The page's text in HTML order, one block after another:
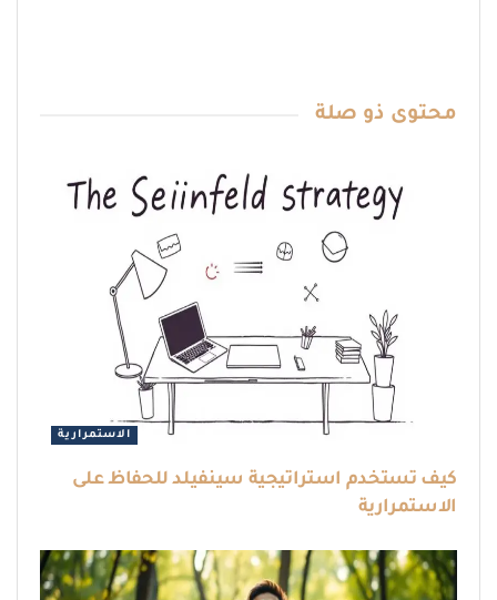
محتوى ذو صلة
الاستمرارية
كيف تستخدم استراتيجية سينفيلد للحفاظ على
الاستمرارية